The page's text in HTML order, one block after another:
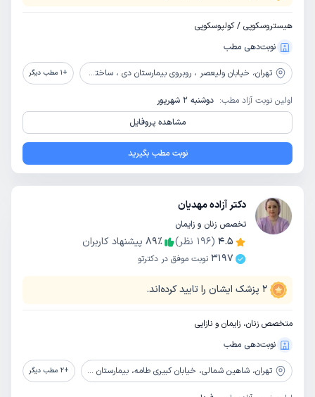
هیستروسکوپی / کولپوسکوپی
نوبت‌دهی مطب
تهران، خیابان ولیعصر ، روبروی بیمارستان دی ، ساختمان پزشکان 2000 ، طبقه 6 +
1 مطب دیگر
اولین نوبت آزاد مطب: دوشنبه 2 شهریور
مشاهده پروفایل
نوبت مطب بگیرید
دکتر آزاده مهدیان
تخصص زنان و زایمان
4.5
(
196 نظر) 89٪
پیشنهاد کاربران
3197 نوبت موفق در دکترتو
2 پزشک ایشان را تایید کرده‌اند.
متخصص زنان، زایمان و نازایی
نوبت‌دهی مطب
تهران، شاهین شمالی، خیابان کبیری طامه، بیمارستان عرفان نیایش، طبقه دوم، کلینیک زنان +
2 مطب دیگر